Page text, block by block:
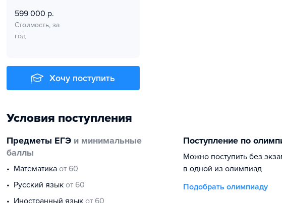
599 000 р.
Стоимость, за
год
Хочу поступить
Условия поступления
Предметы ЕГЭ и минимальные
баллы
математика от 60
русский язык от 60
иностранный язык от 60
Поступление по
Можно поступить без
в одной из олимпиад
Подобрать олимпиаду